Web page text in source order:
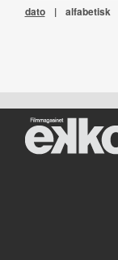
dato | alfabetisk